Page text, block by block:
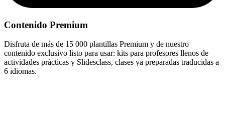
Contenido Premium
Disfruta de más de 15 000 plantillas Premium y de nuestro
contenido exclusivo listo para usar: kits para profesores llenos de
actividades prácticas y Slidesclass, clases ya preparadas traducidas a
6 idiomas.